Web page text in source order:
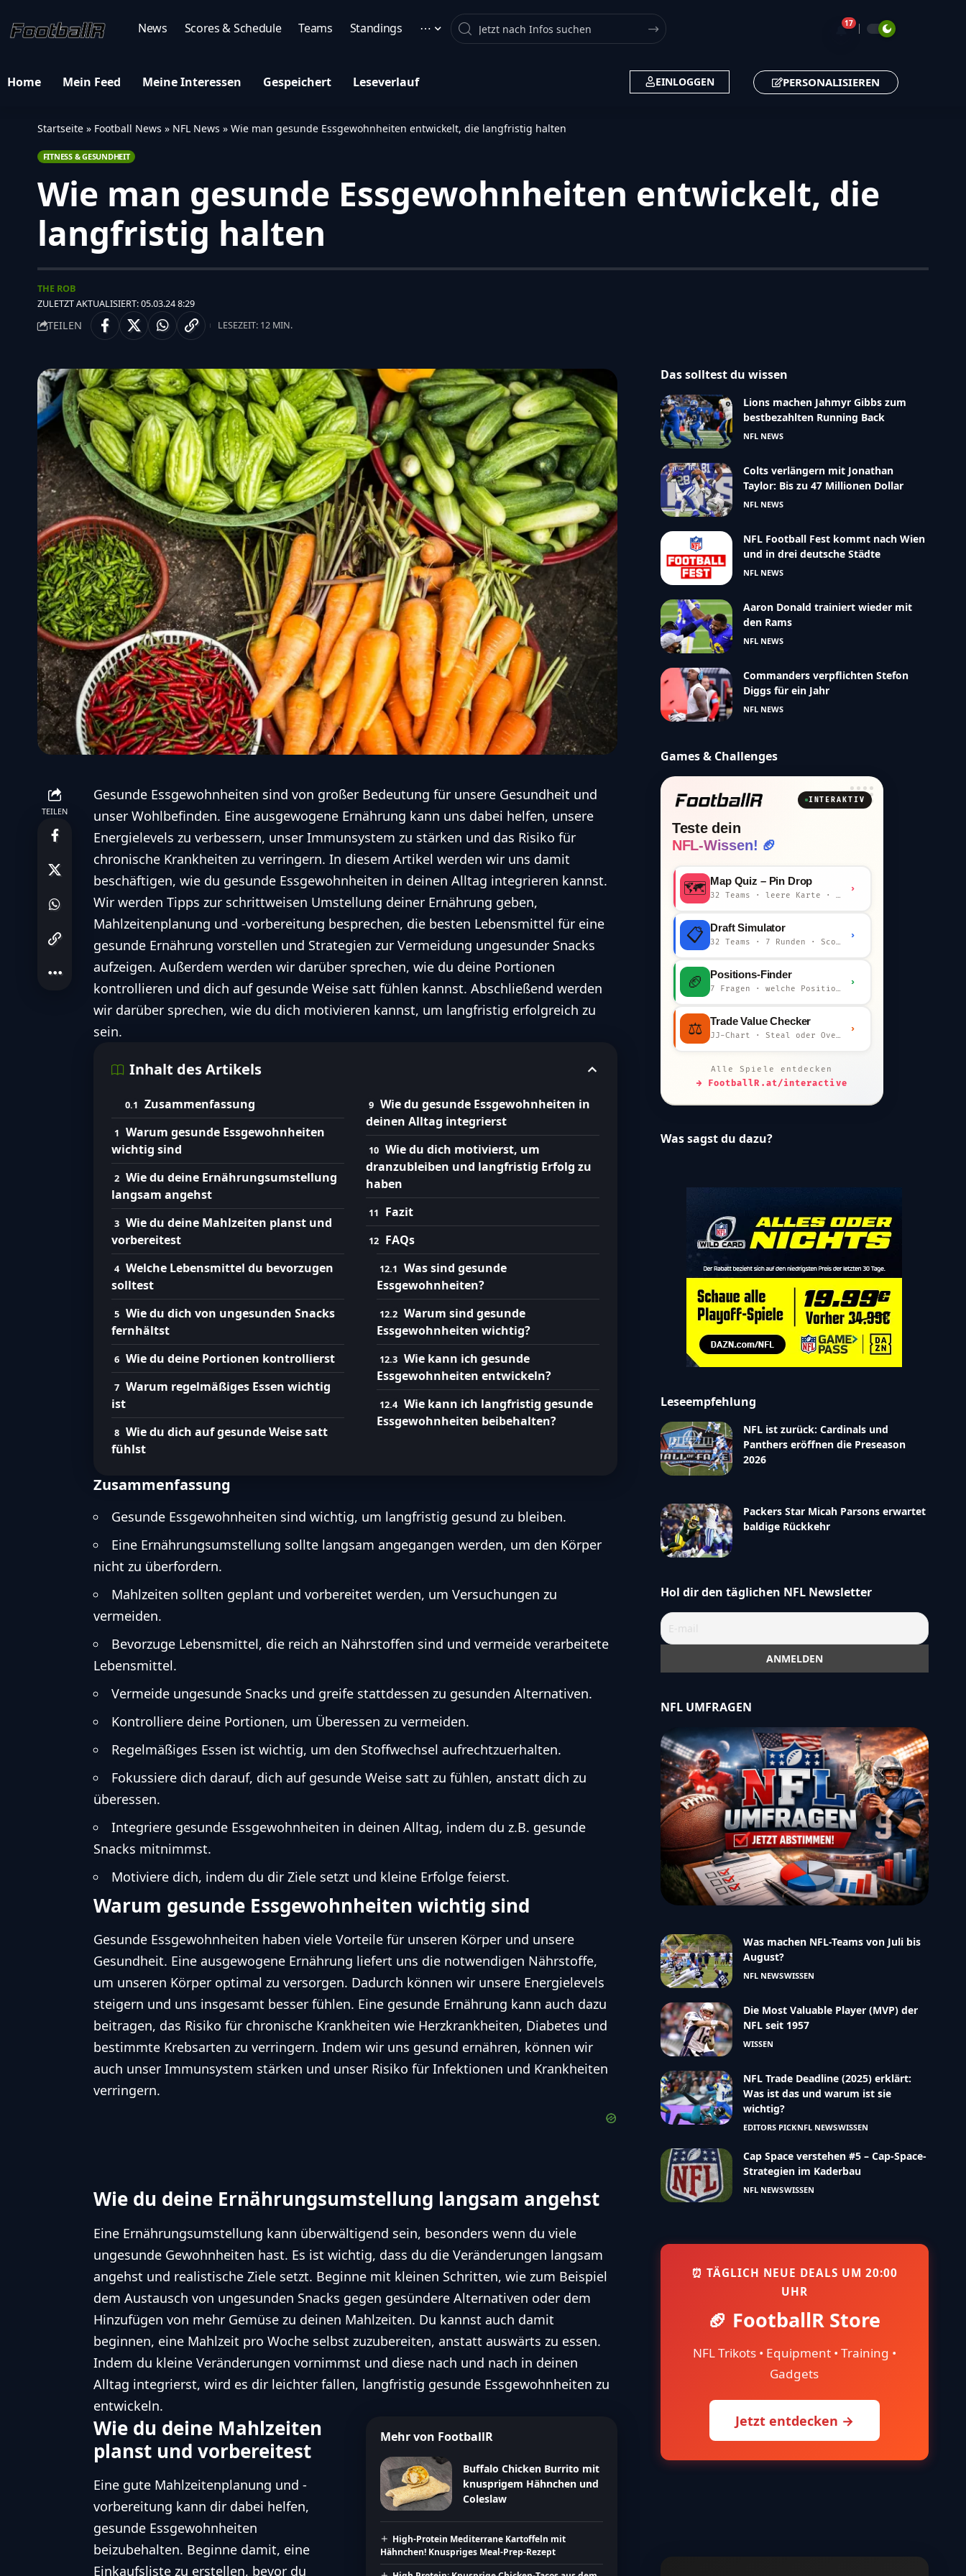
News Scores & Schedule Teams Standings ⋯ Search 🔔17
Home Mein Feed Meine Interessen Gespeichert Leseverlauf EINLOGGEN PERSONALISIEREN
Startseite » Football News » NFL News » Wie man gesunde Essgewohnheiten entwickelt, die langfristig halten
FITNESS & GESUNDHEIT
Wie man gesunde Essgewohnheiten entwickelt, die
langfristig halten
ZULETZT AKTUALISIERT: 05.03.24 8:29
THE ROB
TEILEN LESEZEIT: 12 MIN.
TEILEN
Gesunde Essgewohnheiten sind von großer Bedeutung für unsere Gesundheit und
unser Wohlbefinden. Eine ausgewogene Ernährung kann uns dabei helfen, unsere
Energielevels zu verbessern, unser Immunsystem zu stärken und das Risiko für
chronische Krankheiten zu verringern. In diesem Artikel werden wir uns damit
beschäftigen, wie du gesunde Essgewohnheiten in deinen Alltag integrieren kannst.
Wir werden Tipps zur schrittweisen Umstellung deiner Ernährung geben,
Mahlzeitenplanung und -vorbereitung besprechen, die besten Lebensmittel für eine
gesunde Ernährung vorstellen und Strategien zur Vermeidung ungesunder Snacks
aufzeigen. Außerdem werden wir darüber sprechen, wie du deine Portionen
kontrollieren und dich auf gesunde Weise satt fühlen kannst. Abschließend werden
wir darüber sprechen, wie du dich motivieren kannst, um langfristig erfolgreich zu
sein.
Inhalt des Artikels
Zusammenfassung
Warum gesunde Essgewohnheiten
wichtig sind
Wie du deine Ernährungsumstellung
langsam angehst
Wie du deine Mahlzeiten planst und
vorbereitest
Welche Lebensmittel du bevorzugen
solltest
Wie du dich von ungesunden Snacks
fernhältst
Wie du deine Portionen kontrollierst
Warum regelmäßiges Essen wichtig
ist
Wie du dich auf gesunde Weise satt
fühlst
Wie du gesunde Essgewohnheiten in
deinen Alltag integrierst
Wie du dich motivierst, um
dranzubleiben und langfristig Erfolg zu
haben
Fazit
FAQs
Was sind gesunde
Essgewohnheiten?
Warum sind gesunde
Essgewohnheiten wichtig?
Wie kann ich gesunde
Essgewohnheiten entwickeln?
Wie kann ich langfristig gesunde
Essgewohnheiten beibehalten?
Zusammenfassung
Gesunde Essgewohnheiten sind wichtig, um langfristig gesund zu bleiben.
Eine Ernährungsumstellung sollte langsam angegangen werden, um den Körper
nicht zu überfordern.
Mahlzeiten sollten geplant und vorbereitet werden, um Versuchungen zu
vermeiden.
Bevorzuge Lebensmittel, die reich an Nährstoffen sind und vermeide verarbeitete
Lebensmittel.
Vermeide ungesunde Snacks und greife stattdessen zu gesunden Alternativen.
Kontrolliere deine Portionen, um Überessen zu vermeiden.
Regelmäßiges Essen ist wichtig, um den Stoffwechsel aufrechtzuerhalten.
Fokussiere dich darauf, dich auf gesunde Weise satt zu fühlen, anstatt dich zu
überessen.
Integriere gesunde Essgewohnheiten in deinen Alltag, indem du z.B. gesunde
Snacks mitnimmst.
Motiviere dich, indem du dir Ziele setzt und kleine Erfolge feierst.
Warum gesunde Essgewohnheiten wichtig sind
Gesunde Essgewohnheiten haben viele Vorteile für unseren Körper und unsere
Gesundheit. Eine ausgewogene Ernährung liefert uns die notwendigen Nährstoffe,
um unseren Körper optimal zu versorgen. Dadurch können wir unsere Energielevels
steigern und uns insgesamt besser fühlen. Eine gesunde Ernährung kann auch dazu
beitragen, das Risiko für chronische Krankheiten wie Herzkrankheiten, Diabetes und
bestimmte Krebsarten zu verringern. Indem wir uns gesund ernähren, können wir
auch unser Immunsystem stärken und unser Risiko für Infektionen und Krankheiten
verringern.
Wie du deine Ernährungsumstellung langsam angehst
Eine Ernährungsumstellung kann überwältigend sein, besonders wenn du viele
ungesunde Gewohnheiten hast. Es ist wichtig, dass du die Veränderungen langsam
angehst und realistische Ziele setzt. Beginne mit kleinen Schritten, wie zum Beispiel
dem Austausch von ungesunden Snacks gegen gesündere Alternativen oder dem
Hinzufügen von mehr Gemüse zu deinen Mahlzeiten. Du kannst auch damit
beginnen, eine Mahlzeit pro Woche selbst zuzubereiten, anstatt auswärts zu essen.
Indem du kleine Veränderungen vornimmst und diese nach und nach in deinen
Alltag integrierst, wird es dir leichter fallen, langfristig gesunde Essgewohnheiten zu
entwickeln.
Mehr von FootballR
Buffalo Chicken Burrito mit
knusprigem Hähnchen und
Coleslaw
High-Protein Mediterrane Kartoffeln mit
Hähnchen! Knuspriges Meal-Prep-Rezept
Wie du deine Mahlzeiten
planst und vorbereitest
Eine gute Mahlzeitenplanung und -
vorbereitung kann dir dabei helfen,
gesunde Essgewohnheiten
beizubehalten. Beginne damit, eine
Einkaufsliste zu erstellen, bevor du
Das solltest du wissen
Lions machen Jahmyr Gibbs zum
bestbezahlten Running Back
NFL NEWS
Colts verlängern mit Jonathan
Taylor: Bis zu 47 Millionen Dollar
NFL NEWS
NFL Football Fest kommt nach Wien
und in drei deutsche Städte
NFL NEWS
Aaron Donald trainiert wieder mit
den Rams
NFL NEWS
Commanders verpflichten Stefon
Diggs für ein Jahr
NFL NEWS
Games & Challenges
INTERAKTIV
Teste dein
NFL-Wissen! 🏈
🗺️ Map Quiz – Pin Drop
32 Teams · leere Karte · km-Wertung
›
📋 Draft Simulator
32 Teams · 7 Runden · Scout-Kommentar
›
🏈 Positions-Finder
7 Fragen · welche Position bist du?
›
⚖️ Trade Value Checker
JJ-Chart · Steal oder Overpay?
›
Alle Spiele entdecken
→ FootballR.at/interactive
Was sagst du dazu?
Leseempfehlung
NFL ist zurück: Cardinals und
Panthers eröffnen die Preseason
2026
Packers Star Micah Parsons erwartet
baldige Rückkehr
Hol dir den täglichen NFL Newsletter
NFL UMFRAGEN
Was machen NFL-Teams von Juli bis
August?
NFL NEWSWISSEN
Die Most Valuable Player (MVP) der
NFL seit 1957
WISSEN
NFL Trade Deadline (2025) erklärt:
Was ist das und warum ist sie
wichtig?
EDITORS PICKNFL NEWSWISSEN
Cap Space verstehen #5 – Cap-Space-
Strategien im Kaderbau
NFL NEWSWISSEN
⏰ TÄGLICH NEUE DEALS UM 20:00
UHR
🏈 FootballR Store
NFL Trikots • Equipment • Training •
Gadgets
Jetzt entdecken →